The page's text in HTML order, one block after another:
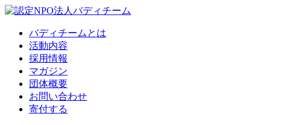
バディチームとは
活動内容
採用情報
マガジン
団体概要
お問い合わせ
寄付する